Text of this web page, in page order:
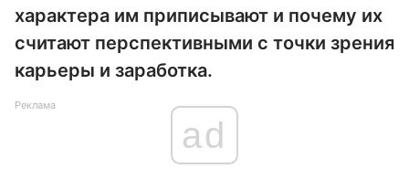
характера им приписывают и почему их
считают перспективными с точки зрения
карьеры и заработка.
Реклама
ad